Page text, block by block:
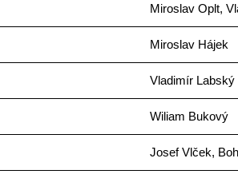
Miroslav Oplt,
Miroslav Hájek
Vladimír Labský
Wiliam Bukový
Josef Vlček,